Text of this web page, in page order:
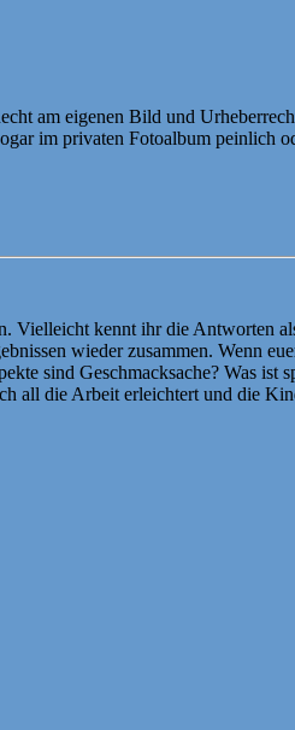
am eigenen Bild und
im privaten Fotoalbum peinlich
Vielleicht kennt ihr die Antworten
wieder zusammen. Wenn
sind Geschmacksache? Was ist
all die Arbeit erleichtert und die